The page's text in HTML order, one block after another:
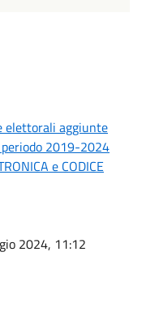
elettorali aggiunte
2019-2024
e CODICE
2024, 11:12